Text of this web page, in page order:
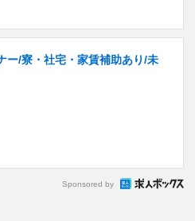
ー/寮・社宅・家賃補助あり/未
Sponsored by